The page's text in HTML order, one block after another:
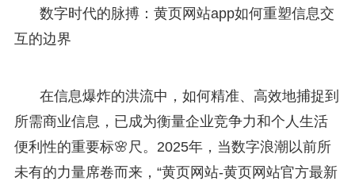
数字时代的脉搏：黄页网站app如何重塑信息交
互的边界
在信息爆炸的洪流中，如何精准、高效地捕捉到
所需商业信息，已成为衡量企业竞争力和个人生活
便利性的重要标🌸尺。2025年，当数字浪潮以前所
未有的力量席卷而来，“黄页网站-黄页网站官方最新